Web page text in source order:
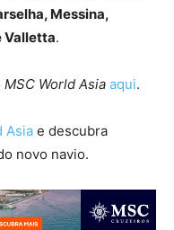
Messina,
Valletta.
MSC World Asia aqui.
Asia e descubra
novo navio.